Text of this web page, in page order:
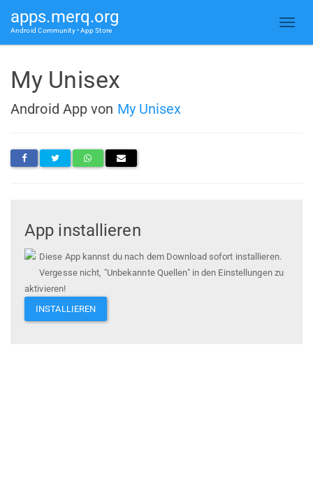
apps.merq.org
Android Community • App Store
My Unisex
Android App von My Unisex
App installieren
Diese App kannst du nach dem Download sofort installieren.
Vergesse nicht, "Unbekannte Quellen" in den Einstellungen zu
aktivieren!
INSTALLIEREN